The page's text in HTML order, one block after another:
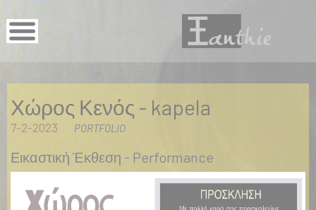
Χώρος Κενός - kapela
7-2-2023 PORTFOLIO
Εικαστική Έκθεση - Performance